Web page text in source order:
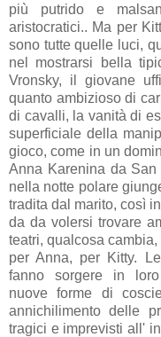
più putrido e
aristocratici.. Ma per
sono tutte quelle luci,
nel mostrarsi bella
Vronsky, il giovane
quanto ambizioso di
di cavalli, la vanità di
superficiale della
gioco, come in un
Anna Karenina da
nella notte polare
tradita dal marito, così
da da volersi trovare
teatri, qualcosa
per Anna, per Kitty.
fanno sorgere in loro
nuove forme di
annichilimento delle
tragici e imprevisti all'